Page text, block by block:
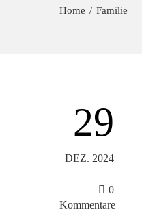
Home Familie
29
DEZ. 2024
0
Kommentare